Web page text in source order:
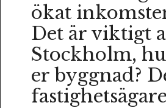
ökat
Det är viktigt
Stockholm,
er byggnad?